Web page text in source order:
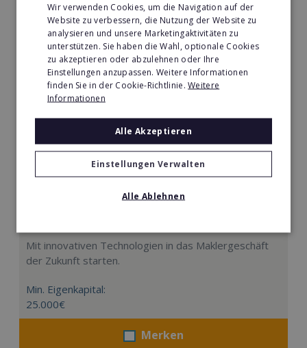
Merken
Mit innovativen Technologien in das Maklergeschäft
der Zukunft starten.
Min. Eigenkapital:
25.000€
Merken
Wir verwenden Cookies, um die Navigation auf der
Website zu verbessern, die Nutzung der Website zu
analysieren und unsere Marketingaktivitäten zu
unterstützen. Sie haben die Wahl, optionale Cookies
zu akzeptieren oder abzulehnen oder Ihre
Einstellungen anzupassen. Weitere Informationen
finden Sie in der Cookie-Richtlinie.Weitere
Informationen
Alle Akzeptieren
Einstellungen Verwalten
Alle Ablehnen